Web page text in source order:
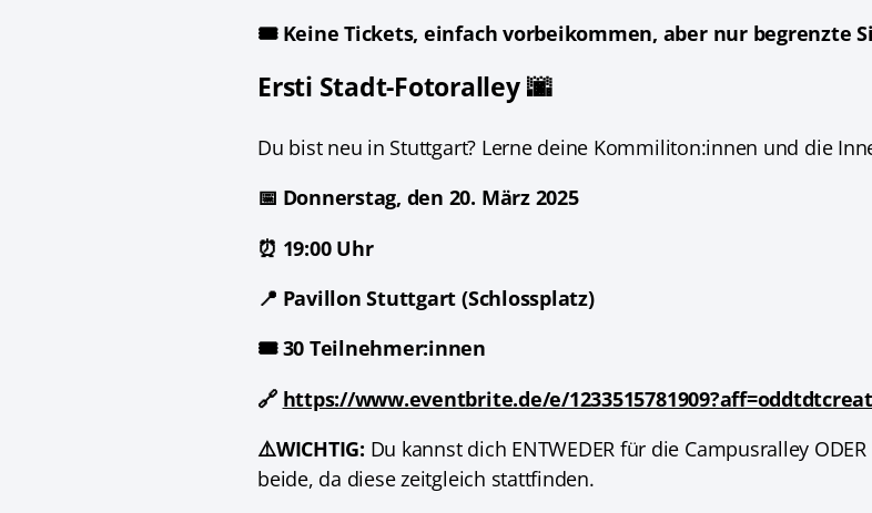
🎟️ Keine Tickets, einfach vorbeikommen, aber nur begrenzte
Ersti Stadt-Fotoralley 🌆
Du bist neu in Stuttgart? Lerne deine Kommiliton:innen und die
📅 Donnerstag, den 20. März 2025
⏰ 19:00 Uhr
📍 Pavillon Stuttgart (Schlossplatz)
🎟️ 30 Teilnehmer:innen
🔗 https://www.eventbrite.de/e/
⚠️WICHTIG: Du kannst dich ENTWEDER für die Campusralley
beide, da diese zeitgleich stattfinden.